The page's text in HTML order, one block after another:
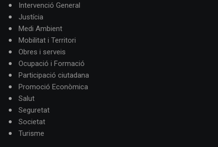
Intervenció General
Justícia
Medi Ambient
Mobilitat i Territori
Obres i serveis
Ocupació i Formació
Participació ciutadana
Promoció Econòmica
Salut
Seguretat
Societat
Turisme